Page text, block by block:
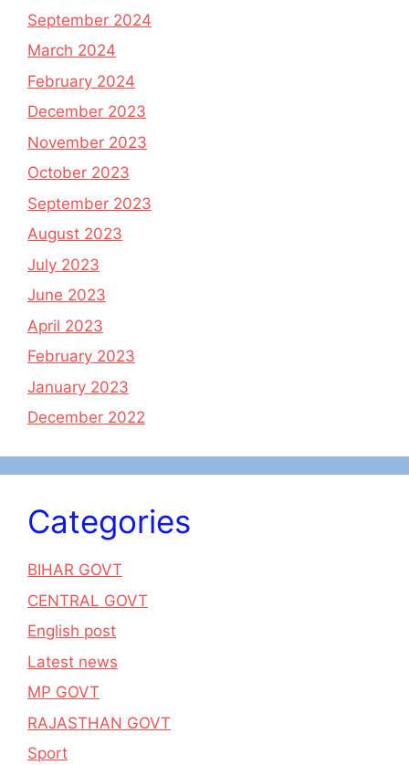
September 2024
March 2024
February 2024
December 2023
November 2023
October 2023
September 2023
August 2023
July 2023
June 2023
April 2023
February 2023
January 2023
December 2022
Categories
BIHAR GOVT
CENTRAL GOVT
English post
Latest news
MP GOVT
RAJASTHAN GOVT
Sport